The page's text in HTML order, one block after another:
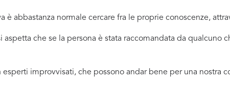
abbastanza normale cercare fra le proprie conoscenze,
che se la persona è stata raccomandata da qualcuno
improvvisati, che possono andar bene per una nostra